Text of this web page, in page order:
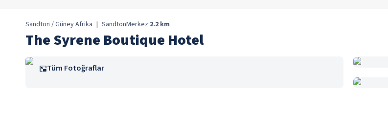
Sandton / Güney Afrika | SandtonMerkez:2.2 km
The Syrene Boutique Hotel
Tüm Fotoğraflar